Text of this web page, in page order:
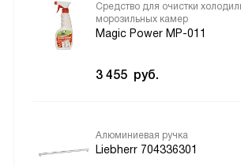
Средство для очистки
морозильных камер
Magic Power MP-011
3 455 руб.
Алюминиевая ручка
Liebherr 704336301